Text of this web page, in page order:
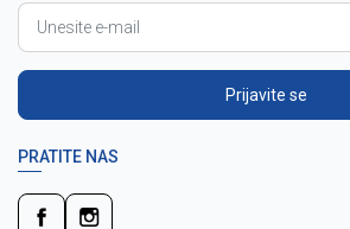
Prijavite se
PRATITE NAS